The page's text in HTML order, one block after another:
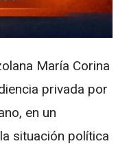
María Corina
privada por
en un
situación política